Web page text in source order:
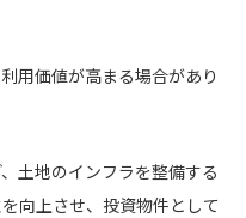
用価値が高まる場合があり
土地のインフラを整備する
向上させ、投資物件として